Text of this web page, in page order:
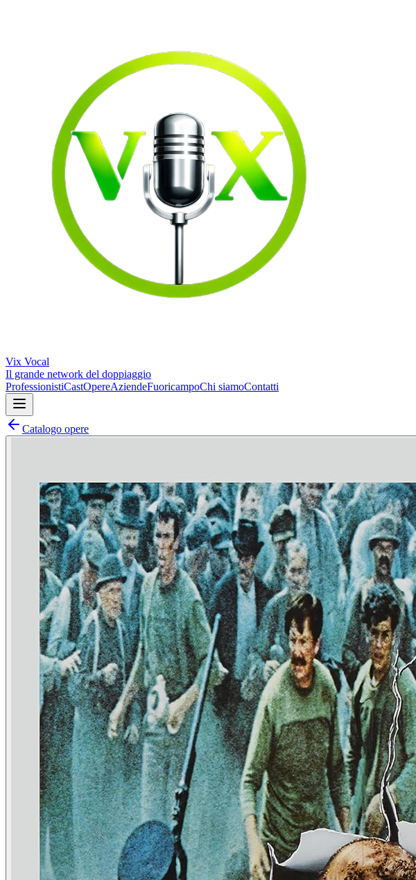
Vix Vocal
Il grande network del doppiaggio
ProfessionistiCastOpereAziendeFuoricampoChi siamoContatti
Catalogo opere